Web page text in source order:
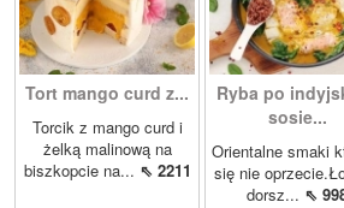
Tort mango curd z...
Torcik z mango curd i
żelką malinową na
biszkopcie na... ⇖ 2211
Ryba po
sosie...
Orientalne smaki
się nie
dorsz... ⇖